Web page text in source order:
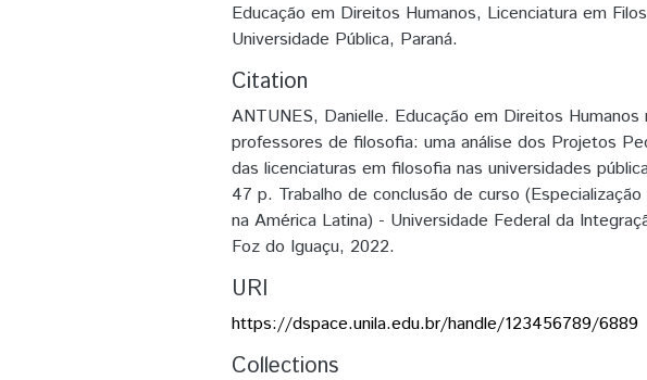
Educação em Direitos Humanos, Licenciatura em
Universidade Pública, Paraná.
Citation
ANTUNES, Danielle. Educação em Direitos Humanos
professores de filosofia: uma análise dos Projetos
das licenciaturas em filosofia nas universidades
47 p. Trabalho de conclusão de curso
na América Latina) - Universidade Federal da
Foz do Iguaçu, 2022.
URI
https://dspace.unila.edu.br/handle/123456789/6889
Collections